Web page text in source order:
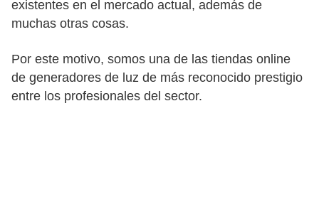
existentes en el mercado actual, además de
muchas otras cosas.
Por este motivo, somos una de las tiendas online
de generadores de luz de más reconocido prestigio
entre los profesionales del sector.